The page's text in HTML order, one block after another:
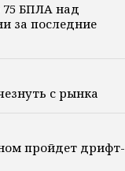
БПЛА над
за последние
с рынка
пройдет дрифт-